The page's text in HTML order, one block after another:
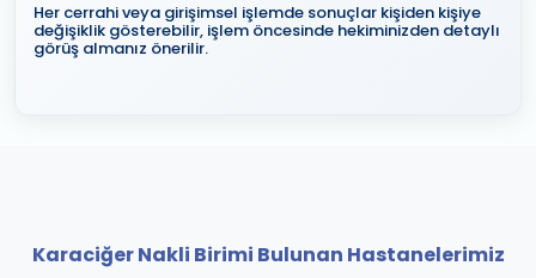
Her cerrahi veya girişimsel işlemde sonuçlar kişiden kişiye
değişiklik gösterebilir, işlem öncesinde hekiminizden detaylı
görüş almanız önerilir.
Karaciğer Nakli Birimi Bulunan Hastanelerimiz